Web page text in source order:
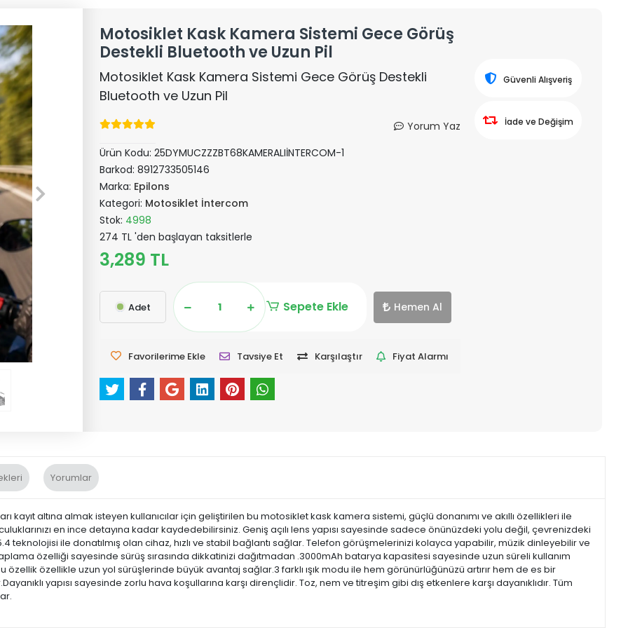
Motosiklet Kask Kamera Sistemi Gece Görüş
Destekli Bluetooth ve Uzun Pil
Motosiklet Kask Kamera Sistemi Gece Görüş Destekli
Bluetooth ve Uzun Pil
Yorum Yaz
Ürün Kodu:25DYMUCZZZBT68KAMERALIİNTERCOM-1
Barkod:8912733505146
Marka: Epilons
Kategori: Motosiklet İntercom
Stok: 4998
274 TL 'den başlayan taksitlerle
3,289 TL
Adet Sepete Ekle Hemen Al
Favorilerime Ekle Tavsiye Et Karşılaştır Fiyat Alarmı
Güvenli Alışveriş
İade ve Değişim
Yorumlar
kayıt altına almak isteyen kullanıcılar için geliştirilen bu motosiklet kask kamera sistemi, güçlü donanımı ve akıllı özellikleri ile
en ince detayına kadar kaydedebilirsiniz. Geniş açılı lens yapısı sayesinde sadece önünüzdeki yolu değil, çevrenizdeki
ile donatılmış olan cihaz, hızlı ve stabil bağlantı sağlar. Telefon görüşmelerinizi kolayca yapabilir, müzik dinleyebilir ve
özelliği sayesinde sürüş sırasında dikkatinizi dağıtmadan .3000mAh batarya kapasitesi sayesinde uzun süreli kullanım
özellikle uzun yol sürüşlerinde büyük avantaj sağlar.3 farklı ışık modu ile hem görünürlüğünüzü artırır hem de es bir
yapısı sayesinde zorlu hava koşullarına karşı dirençlidir. Toz, nem ve titreşim gibi dış etkenlere karşı dayanıklıdır. Tüm